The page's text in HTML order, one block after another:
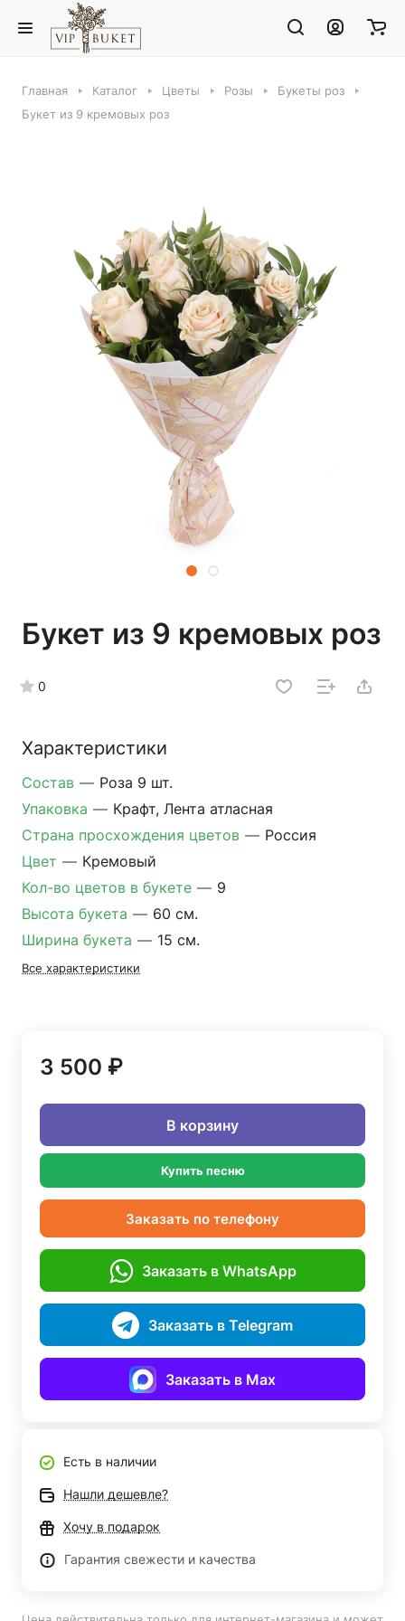
Главная Каталог Цветы Розы
Букеты роз
Букет из 9 кремовых роз
Букет из 9 кремовых роз
0
Характеристики
Состав — Роза 9 шт.
Упаковка — Крафт, Лента атласная
Страна просхождения цветов — Россия
Цвет — Кремовый
Кол-во цветов в букете — 9
Высота букета — 60 см.
Ширина букета — 15 см.
Все характеристики
3 500 ₽
В корзину
Купить песню
Заказать по телефону
Заказать в WhatsApp
Заказать в Telegram
Заказать в Max
Есть в наличии
Нашли дешевле?
Хочу в подарок
Гарантия свежести и качества